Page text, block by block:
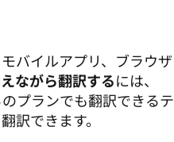
バイルアプリ、ブラウザ
ながら翻訳するには、
プランでも翻訳できるテ
訳できます。